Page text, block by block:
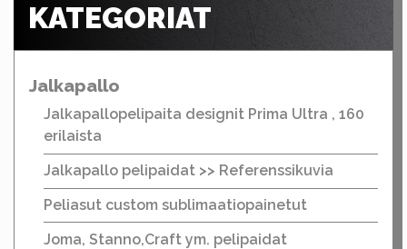
KATEGORIAT
Jalkapallo
Jalkapallopelipaita designit Prima Ultra , 160
erilaista
Jalkapallo pelipaidat >> Referenssikuvia
Peliasut custom sublimaatiopainetut
Joma, Stanno,Craft ym. pelipaidat